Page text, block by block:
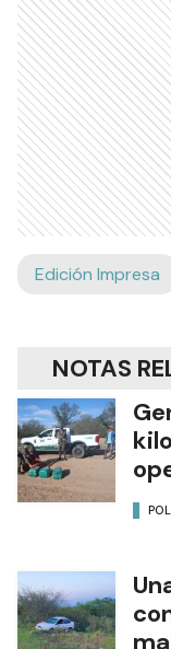
Edición Impresa
NOTAS